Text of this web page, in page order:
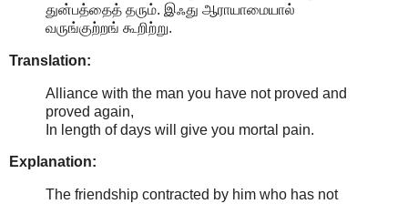
துன்பத்தைத் தரும். இஃது ஆராயாமையால்
வருங்குற்றங் கூறிற்று.
Translation:
Alliance with the man you have not proved and
proved again,
In length of days will give you mortal pain.
Explanation:
The friendship contracted by him who has not